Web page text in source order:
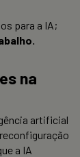
para a IA;
na
artificial
a IA